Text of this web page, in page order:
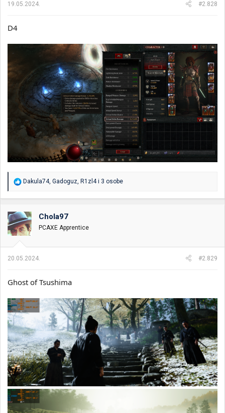
:
19.05.2024. #2.828
D4
R
a
o
v
a
n
:
Dakula74, Gadoguz, R1zl4i 3 osobe
Chola97
PCAXE Apprentice
20.05.2024. #2.829
Ghost of Tsushima